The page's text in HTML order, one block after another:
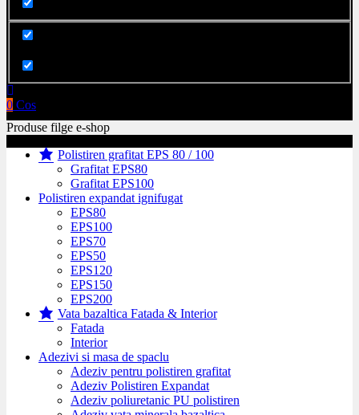
0 Cos
Produse filge e-shop
Polistiren grafitat EPS 80 / 100
Grafitat EPS80
Grafitat EPS100
Polistiren expandat ignifugat
EPS80
EPS100
EPS70
EPS50
EPS120
EPS150
EPS200
Vata bazaltica Fatada & Interior
Fatada
Interior
Adezivi si masa de spaclu
Adeziv pentru polistiren grafitat
Adeziv Polistiren Expandat
Adeziv poliuretanic PU polistiren